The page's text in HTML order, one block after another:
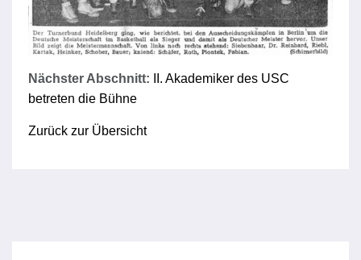
Nächster Abschnitt:
II. Akademiker des USC
betreten die Bühne
Zurück zur Übersicht